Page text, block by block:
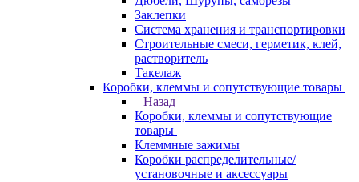
Заклепки
Система хранения и транспортировки
Строительные смеси, герметик, клей,
растворитель
Такелаж
Коробки, клеммы и сопутствующие товары
Назад
Коробки, клеммы и сопутствующие
товары
Клеммные зажимы
Коробки распределительные/
установочные и аксессуары